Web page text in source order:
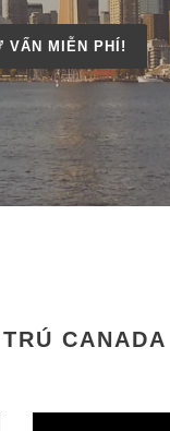
VẤN MIỄN PHÍ!